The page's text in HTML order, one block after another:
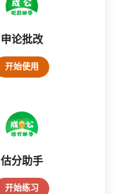
申论批改
开始使用
估分助手
开始练习